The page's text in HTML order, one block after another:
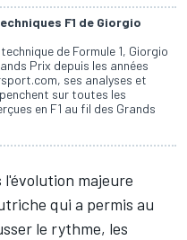
F1 de Giorgio
de Formule 1, Giorgio
Prix depuis les années
ses analyses et
sur toutes les
en F1 au fil des Grands
l'évolution majeure
qui a permis au
le rythme, les